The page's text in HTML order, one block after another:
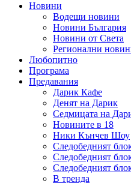
Новини
Водещи новини
Новини България
Новини от Света
Регионални
Любопитно
Програма
Предавания
Дарик Кафе
Денят на Дарик
Седмицата на
Новините в 18
Ники Кънчев Шоу
Следобедният
Следобедният
Следобедният
В тренда